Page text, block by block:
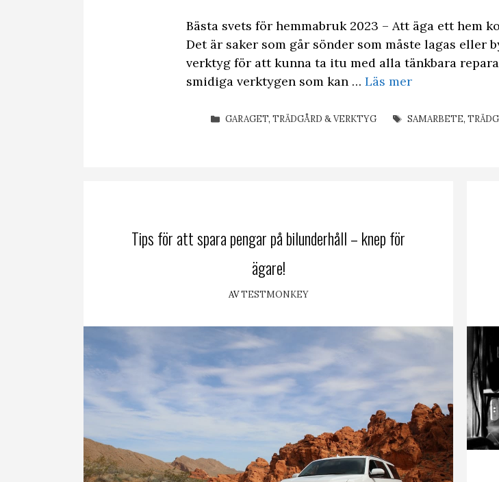
Bästa svets för hemmabruk 2023 – Att äga ett hem
Det är saker som går sönder som måste lagas eller
verktyg för att kunna ta itu med alla tänkbara
smidiga verktygen som kan … Läs mer
KATEGORIER
GARAGET,TRÄDGÅRD & VERKTYG ETIKETTER
SAMARBETE,
Tips för att spara pengar på bilunderhåll – knep för
ägare!
AVTESTMONKEY